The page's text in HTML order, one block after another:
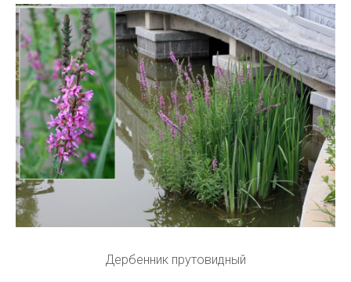
Дербенник прутовидный